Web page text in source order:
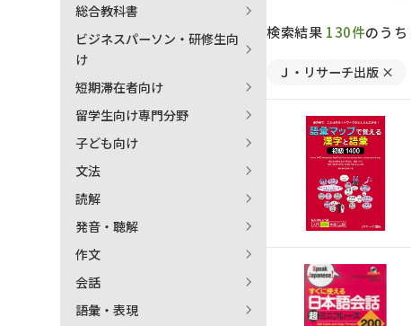
練習問題
各種試験対策
日本語学習関連副読本
各国語辞典
語学・文法辞典
試験対策
多言語社会・言語政策
定期刊行物
検索結果 130件のうち
Ｊ・リサーチ出版 ×
総合教科書
ビジネスパーソン・研修生向
け
短期滞在者向け
留学生向け専門分野
子ども向け
文法
読解
発音・聴解
作文
会話
語彙・表現